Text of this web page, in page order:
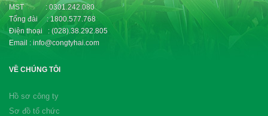
MST : 0301.242.080
Tổng đài : 1800.577.768
Điện thoại : (028).38.292.805
Email : info@congtyhai.com
VỀ CHÚNG TÔI
Hồ sơ công ty
Sơ đồ tổ chức